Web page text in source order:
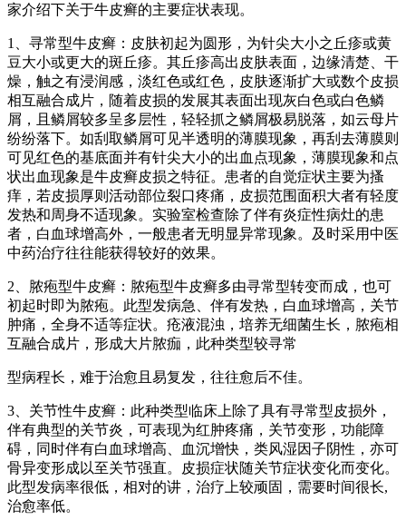
家介绍下关于牛皮癣的主要症状表现。
1、寻常型牛皮癣：皮肤初起为圆形，为针尖大小之丘疹或黄
豆大小或更大的斑丘疹。其丘疹高出皮肤表面，边缘清楚、干
燥，触之有浸润感，淡红色或红色，皮肤逐渐扩大或数个皮损
相互融合成片，随着皮损的发展其表面出现灰白色或白色鳞
屑，且鳞屑较多呈多层性，轻轻抓之鳞屑极易脱落，如云母片
纷纷落下。如刮取鳞屑可见半透明的薄膜现象，再刮去薄膜则
可见红色的基底面并有针尖大小的出血点现象，薄膜现象和点
状出血现象是牛皮癣皮损之特征。患者的自觉症状主要为搔
痒，若皮损厚则活动部位裂口疼痛，皮损范围面积大者有轻度
发热和周身不适现象。实验室检查除了伴有炎症性病灶的患
者，白血球增高外，一般患者无明显异常现象。及时采用中医
中药治疗往往能获得较好的效果。
2、脓疱型牛皮癣：脓疱型牛皮癣多由寻常型转变而成，也可
初起时即为脓疱。此型发病急、伴有发热，白血球增高，关节
肿痛，全身不适等症状。疮液混浊，培养无细菌生长，脓疱相
互融合成片，形成大片脓痂，此种类型较寻常
型病程长，难于治愈且易复发，往往愈后不佳。
3、关节性牛皮癣：此种类型临床上除了具有寻常型皮损外，
伴有典型的关节炎，可表现为红肿疼痛，关节变形，功能障
碍，同时伴有白血球增高、血沉增快，类风湿因子阴性，亦可
骨异变形成以至关节强直。皮损症状随关节症状变化而变化。
此型发病率很低，相对的讲，治疗上较顽固，需要时间很长,
治愈率低。